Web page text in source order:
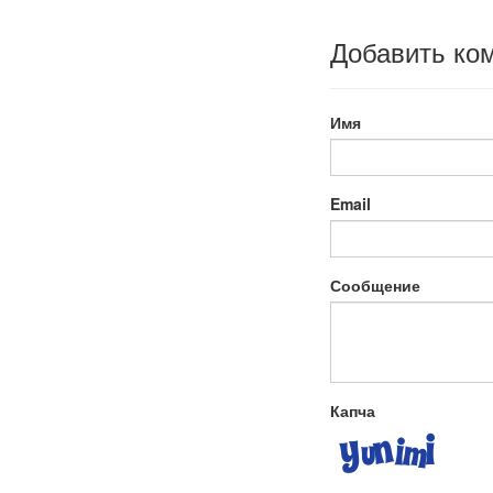
Добавить
Имя
Email
Сообщение
Капча